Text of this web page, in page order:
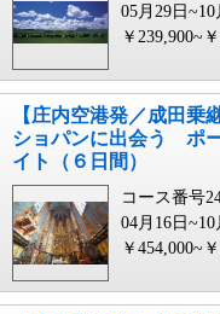
05月29日
￥239,900~
【庄内空港発／成田乗
ショパンに出会う ポ
イト（６日間）
コース番号
04月16日
￥454,000~